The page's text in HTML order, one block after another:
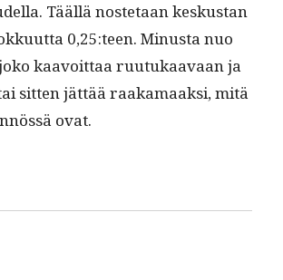
Tääl­lä nos­te­taan keskus­tan
0,25:teen. Minus­ta nuo
kaavoit­taa ruu­tukaavaan ja
sit­ten jät­tää raaka­maak­si, mitä
ovat.